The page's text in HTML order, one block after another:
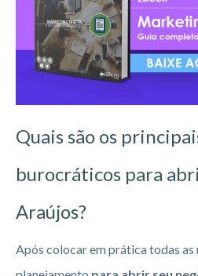
Quais são os
burocráticos para
Araújos?
Após colocar em prática todas as